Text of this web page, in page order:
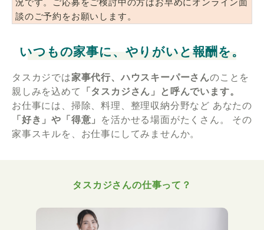
況です。ご応募をご検討中の方はお早めにオンライン面
談のご予約をお願いします。
いつもの家事に、やりがいと報酬を。
タスカジでは家事代行、ハウスキーパーさんのことを
親しみを込めて
「タスカジさん」と呼んでいます。
お仕事には、掃除、料理、整理収納分野など あなたの
「好き」や「得意」
を活かせる場面がたくさん。
その
家事スキルを、お仕事にしてみませんか。
タスカジさんの仕事って？